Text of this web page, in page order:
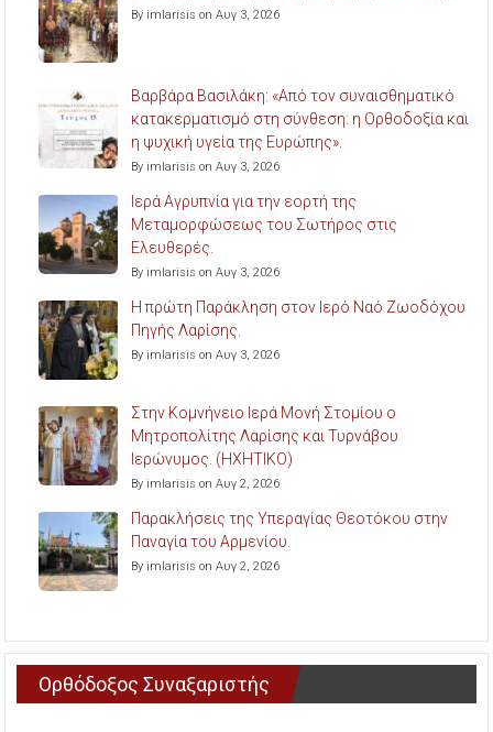
By imlarisis on Αυγ 3, 2026
Βαρβάρα Βασιλάκη: «Από τον συναισθηματικό
κατακερματισμό στη σύνθεση: η Ορθοδοξία και
η ψυχική υγεία της Ευρώπης».
By imlarisis on Αυγ 3, 2026
Ιερά Αγρυπνία για την εορτή της
Μεταμορφώσεως του Σωτήρος στις
Ελευθερές.
By imlarisis on Αυγ 3, 2026
Η πρώτη Παράκληση στον Ιερό Ναό Ζωοδόχου
Πηγής Λαρίσης.
By imlarisis on Αυγ 3, 2026
Στην Κομνήνειο Ιερά Μονή Στομίου ο
Μητροπολίτης Λαρίσης και Τυρνάβου
Ιερώνυμος. (ΗΧΗΤΙΚΟ)
By imlarisis on Αυγ 2, 2026
Παρακλήσεις της Υπεραγίας Θεοτόκου στην
Παναγία του Αρμενίου.
By imlarisis on Αυγ 2, 2026
Ορθόδοξος Συναξαριστής